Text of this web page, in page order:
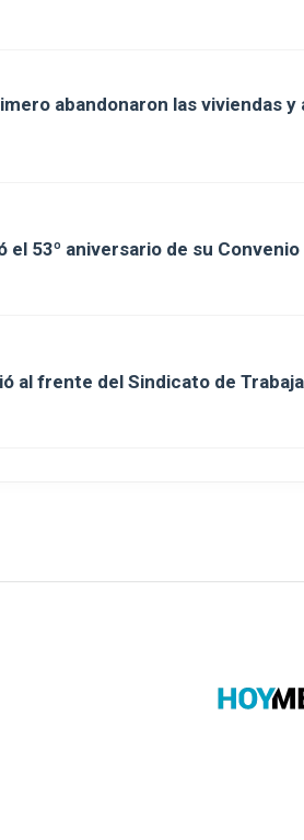
abandonaron las viviendas y
el 53º aniversario de su
al frente del Sindicato de